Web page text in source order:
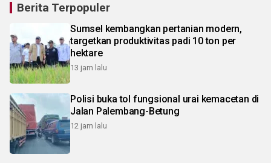
Berita Terpopuler
Sumsel kembangkan pertanian modern,
targetkan produktivitas padi 10 ton per
hektare
13 jam lalu
Polisi buka tol fungsional urai kemacetan di
Jalan Palembang-Betung
12 jam lalu